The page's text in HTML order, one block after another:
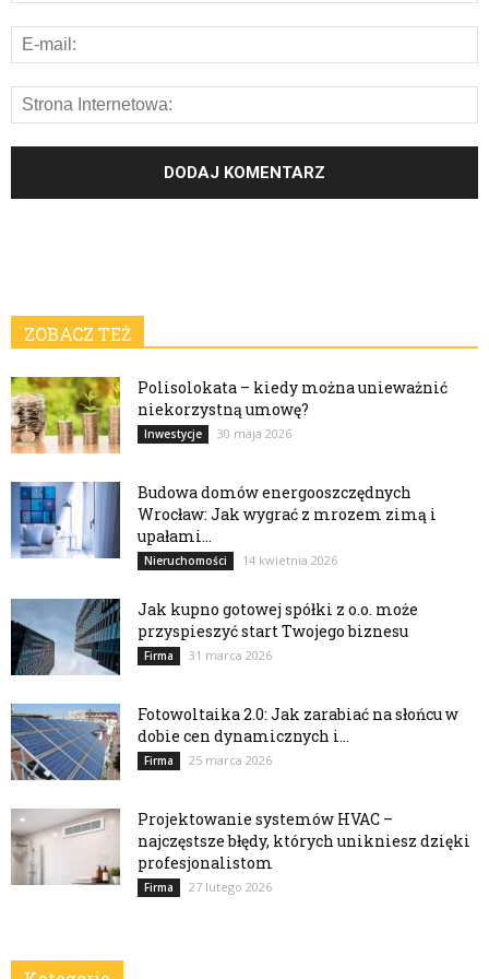
ZOBACZ TEŻ
Polisolokata – kiedy można unieważnić
niekorzystną umowę?
Inwestycje 30 maja 2026
Budowa domów energooszczędnych
Wrocław: Jak wygrać z mrozem zimą i
upałami...
Nieruchomości 14 kwietnia 2026
Jak kupno gotowej spółki z o.o. może
przyspieszyć start Twojego biznesu
Firma 31 marca 2026
Fotowoltaika 2.0: Jak zarabiać na słońcu w
dobie cen dynamicznych i...
Firma 25 marca 2026
Projektowanie systemów HVAC –
najczęstsze błędy, których unikniesz dzięki
profesjonalistom
Firma 27 lutego 2026